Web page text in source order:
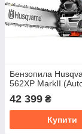
Бензопила
562XP MarkII
42 399 ₴
Купити